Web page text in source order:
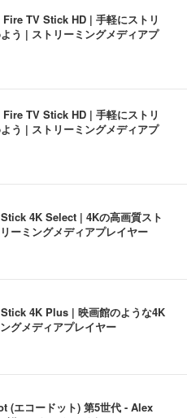
Fire TV Stick HD | 手軽にストリ
う | ストリーミングメディアプ
Fire TV Stick HD | 手軽にストリ
う | ストリーミングメディアプ
4K Select | 4Kの高画質スト
ーミングメディアプレイヤー
4K Plus | 映画館のような4K
グメディアプレイヤー
(エコードット) 第5世代 - Alex